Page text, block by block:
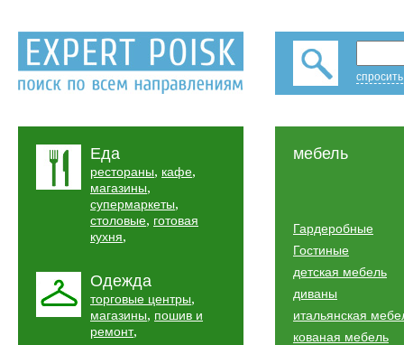
Еда
рестораны, кафе,
магазины,
супермаркеты,
столовые, готовая
кухня,
Одежда
торговые центры,
магазины, пошив и
ремонт,
мебель
Гардеробные
Гостиные
детская мебель
диваны
итальянская
кованая мебель